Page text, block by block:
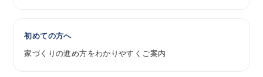
初めての方へ
家づくりの進め方をわかりやすくご案内